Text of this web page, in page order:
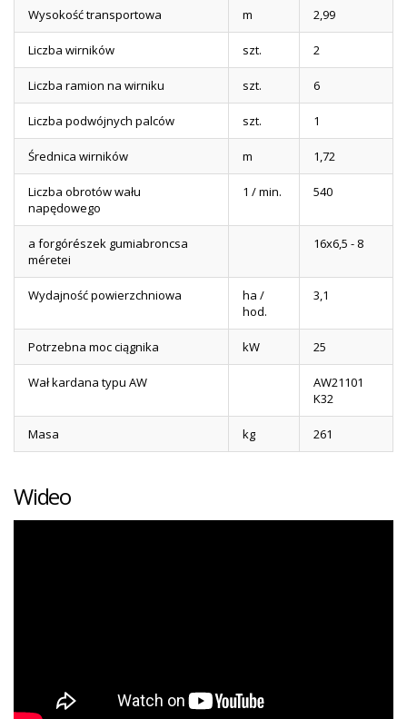
Wysokość transportowa m 2,99
Liczba wirników szt. 2
Liczba ramion na wirniku szt. 6
Liczba podwójnych palców szt. 1
Średnica wirników m 1,72
Liczba obrotów wału
napędowego
1 / min. 540
a forgórészek gumiabroncsa
méretei
16x6,5 - 8
Wydajność powierzchniowa
ha /
hod.
3,1
Potrzebna moc ciągnika kW 25
Wał kardana typu AW
AW21101
K32
Masa kg 261
Wideo